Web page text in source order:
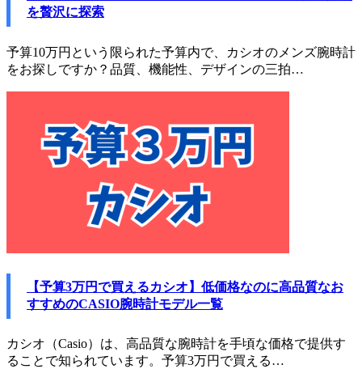
を贅沢に探索
予算10万円という限られた予算内で、カシオのメンズ腕時計
をお探しですか？品質、機能性、デザインの三拍…
【予算3万円で買えるカシオ】低価格なのに高品質なお
すすめのCASIO腕時計モデル一覧
カシオ（Casio）は、高品質な腕時計を手頃な価格で提供す
ることで知られています。予算3万円で買える…